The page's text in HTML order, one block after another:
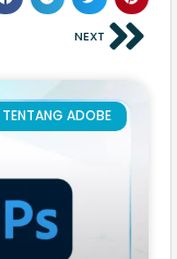
NEXT
TENTANG ADOBE